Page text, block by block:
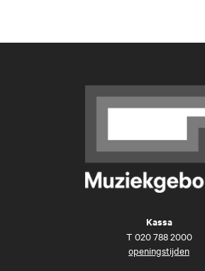
Kassa
T 020 788 2000
openingstijden